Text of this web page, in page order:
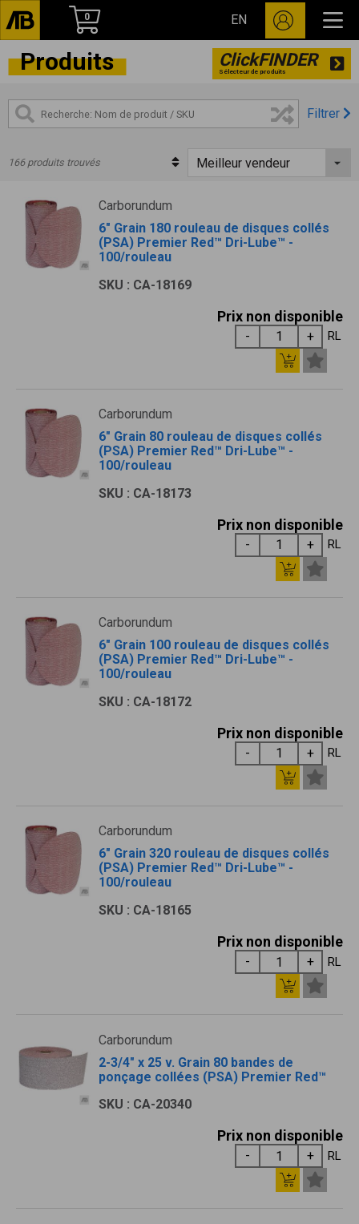
0 EN
Produits ClickFINDER
Sélecteur de produits
Filtrer
166 produits trouvés
Carborundum
6" Grain 180 rouleau de disques collés
(PSA) Premier Red™ Dri-Lube™ -
100/rouleau
SKU : CA-18169
Prix non disponible
RL
Carborundum
6" Grain 80 rouleau de disques collés
(PSA) Premier Red™ Dri-Lube™ -
100/rouleau
SKU : CA-18173
Prix non disponible
RL
Carborundum
6" Grain 100 rouleau de disques collés
(PSA) Premier Red™ Dri-Lube™ -
100/rouleau
SKU : CA-18172
Prix non disponible
RL
Carborundum
6" Grain 320 rouleau de disques collés
(PSA) Premier Red™ Dri-Lube™ -
100/rouleau
SKU : CA-18165
Prix non disponible
RL
Carborundum
2-3/4" x 25 v. Grain 80 bandes de
ponçage collées (PSA) Premier Red™
SKU : CA-20340
Prix non disponible
RL